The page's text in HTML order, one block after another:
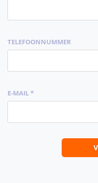
TELEFOONNUMMER
E-MAIL *